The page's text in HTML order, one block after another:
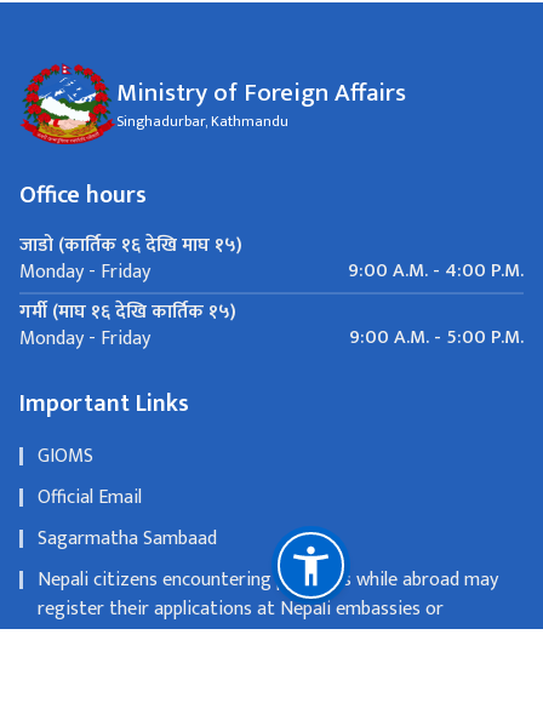
Ministry of Foreign Affairs
Singhadurbar, Kathmandu
Office hours
जाडो (कार्तिक १६ देखि माघ १५)
Monday - Friday
9:00 A.M. - 4:00 P.M.
गर्मी (माघ १६ देखि कार्तिक १५)
Monday - Friday 9:00 A.M. - 5:00 P.M.
Important Links
GIOMS
Official Email
Sagarmatha Sambaad
Nepali citizens encountering problems while abroad may
register their applications at Nepali embassies or
consulates